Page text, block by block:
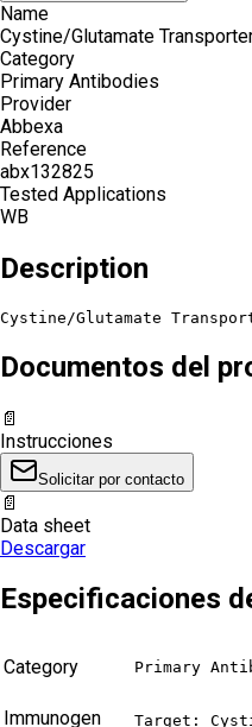
Name
Cystine/Glutamate
Category
Primary Antibodies
Provider
Abbexa
Reference
abx132825
Tested Applications
WB
Description
Cystine/Glutamate
Documentos del
📄
Instrucciones
Solicitar por contacto
📄
Data sheet
Descargar
Especificaciones
Category Primary
Immunogen
Target: